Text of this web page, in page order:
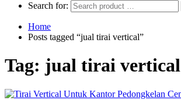
Search for:
Home
Posts tagged “jual tirai vertical”
Tag: jual tirai vertical